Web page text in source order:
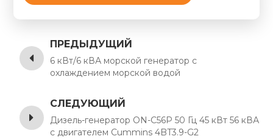
ПРЕДЫДУЩИЙ
6 кВт/6 кВА морской генератор с
охлаждением морской водой
СЛЕДУЮЩИЙ
Дизель-генератор ON-C56P 50 Гц 45 кВт 56 кВА
с двигателем Cummins 4BT3.9-G2